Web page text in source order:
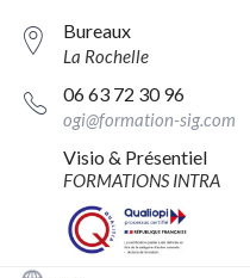
Bureaux
La Rochelle
06 63 72 30 96
ogi@formation-sig.com
Visio & Présentiel
FORMATIONS INTRA